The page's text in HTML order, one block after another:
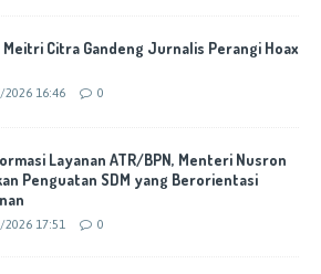
Meitri Citra Gandeng Jurnalis Perangi Hoax
2026 16:46 0
Layanan ATR/BPN, Menteri Nusron
Penguatan SDM yang Berorientasi
17:51 0